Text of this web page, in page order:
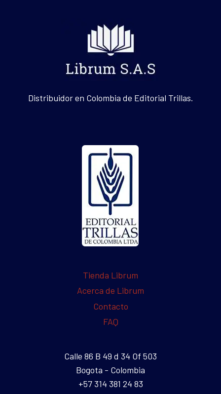
Distribuidor en Colombia de Editorial Trillas.
Tienda Librum
Acerca de Librum
Contacto
FAQ
Calle 86 B 49 d 34 Of 503
Bogota - Colombia
+57 314 381 24 83